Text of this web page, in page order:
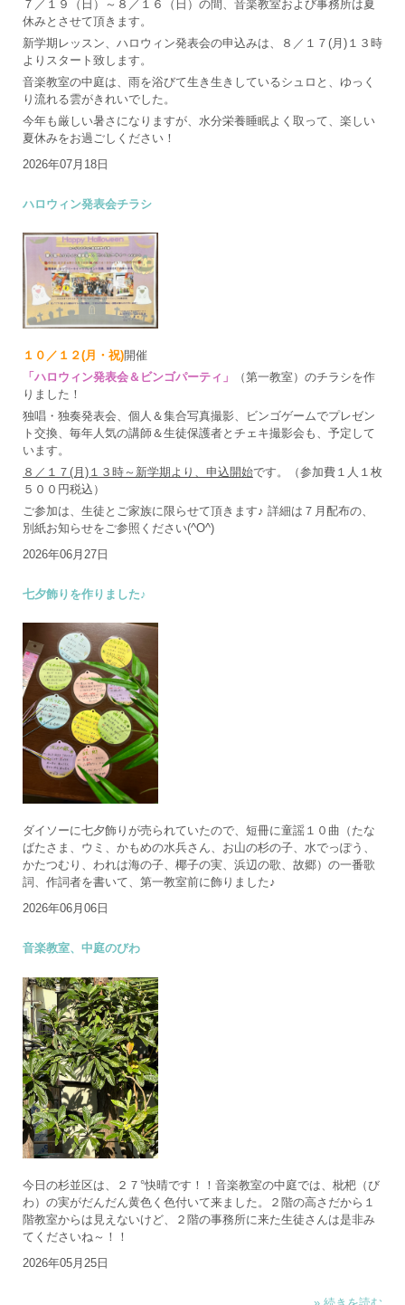
７／１９（日）～８／１６（日）の間、音楽教室および事務所は夏
休みとさせて頂きます。
新学期レッスン、ハロウィン発表会の申込みは、８／１７(月)１３時
よりスタート致します。
音楽教室の中庭は、雨を浴びて生き生きしているシュロと、ゆっく
り流れる雲がきれいでした。
今年も厳しい暑さになりますが、水分栄養睡眠よく取って、楽しい
夏休みをお過ごしください！
2026年07月18日
ハロウィン発表会チラシ
１０／１２(月・祝)開催
「ハロウィン発表会＆ビンゴパーティ」
（第一教室）のチラシを作
りました！
独唱・独奏発表会、個人＆集合写真撮影、ビンゴゲームでプレゼン
ト交換、毎年人気の講師＆生徒保護者とチェキ撮影会も、予定して
います。
８／１７(月)１３時～新学期より、申込開始です。（参加費１人１枚
５００円税込）
ご参加は、生徒とご家族に限らせて頂きます♪ 詳細は７月配布の、
別紙お知らせをご参照ください(^O^)
2026年06月27日
七夕飾りを作りました♪
ダイソーに七夕飾りが売られていたので、短冊に童謡１０曲（たな
ばたさま、ウミ、かもめの水兵さん、お山の杉の子、水でっぽう、
かたつむり、われは海の子、椰子の実、浜辺の歌、故郷）の一番歌
詞、作詞者を書いて、第一教室前に飾りました♪
2026年06月06日
音楽教室、中庭のびわ
今日の杉並区は、２７°快晴です！！音楽教室の中庭では、枇杷（び
わ）の実がだんだん黄色く色付いて来ました。２階の高さだから１
階教室からは見えないけど、２階の事務所に来た生徒さんは是非み
てくださいね～！！
2026年05月25日